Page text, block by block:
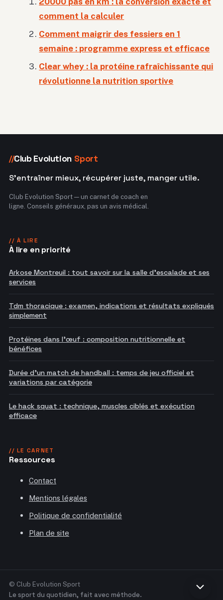
comment la calculer
Comment maigrir des fessiers en 1
semaine : programme express et efficace
Clear whey : la protéine rafraîchissante qui
révolutionne la nutrition sportive
//Club Evolution Sport
S'entraîner mieux, récupérer juste, manger utile.
Club Evolution Sport — un carnet de coach en
ligne. Conseils généraux, pas un avis médical.
// À LIRE
À lire en priorité
Arkose Montreuil : tout savoir sur la salle d'escalade et ses
services
Tdm thoracique : examen, indications et résultats expliqués
simplement
Protéines dans l'œuf : composition nutritionnelle et
bénéfices
Durée d'un match de handball : temps de jeu officiel et
variations par catégorie
Le hack squat : technique, muscles ciblés et exécution
efficace
// LE CARNET
Ressources
Contact
Mentions légales
Politique de confidentialité
Plan de site
© Club Evolution Sport
Le sport du quotidien, fait avec méthode.